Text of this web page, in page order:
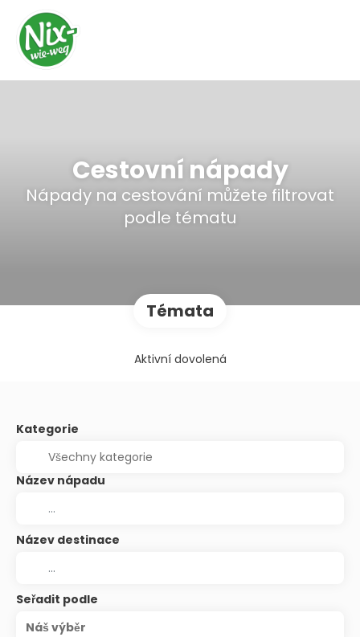
Cestovní nápady
Nápady na cestování můžete filtrovat
podle tématu
Témata
Aktivní dovolená
Kategorie
Název nápadu
Název destinace
Seřadit podle
Náš výběr